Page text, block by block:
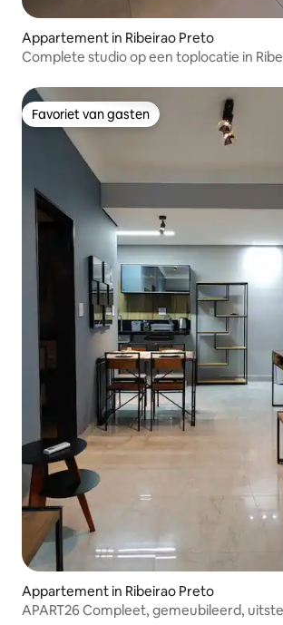
Appartement in Ribeirao Preto
Complete studio op een toplocatie in
Favoriet van gasten
Favoriet van gasten
Appartement in Ribeirao Preto
APART26 Compleet, gemeubileerd,